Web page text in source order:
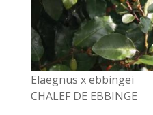
Elaegnus x ebbingei
CHALEF DE EBBINGE